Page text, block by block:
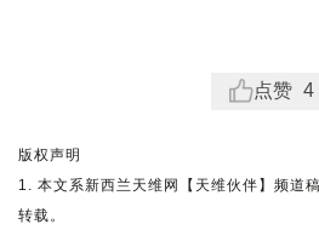
点赞 4
版权声明
1. 本文系新西兰天维网【天维伙伴】频道
转载。